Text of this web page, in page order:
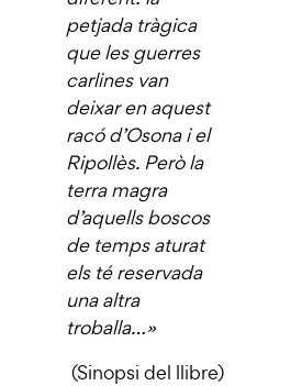
petjada tràgica
que les guerres
carlines van
deixar en aquest
racó d’Osona i el
Ripollès. Però la
terra magra
d’aquells boscos
de temps aturat
els té reservada
una altra
troballa…»
(Sinopsi del llibre)